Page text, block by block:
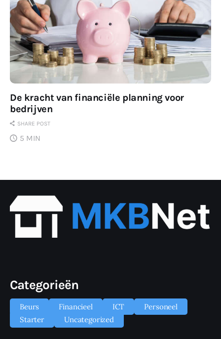
De kracht van financiële planning voor
bedrijven
SHARE POST
5 MIN
Categorieën
Beurs Financieel ICT
Personeel
Starter
Uncategorized